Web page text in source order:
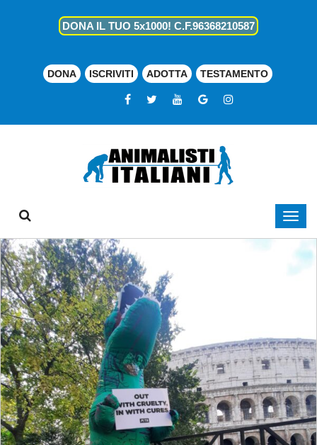
DONA IL TUO 5x1000! C.F.96368210587
DONA ISCRIVITI ADOTTA TESTAMENTO